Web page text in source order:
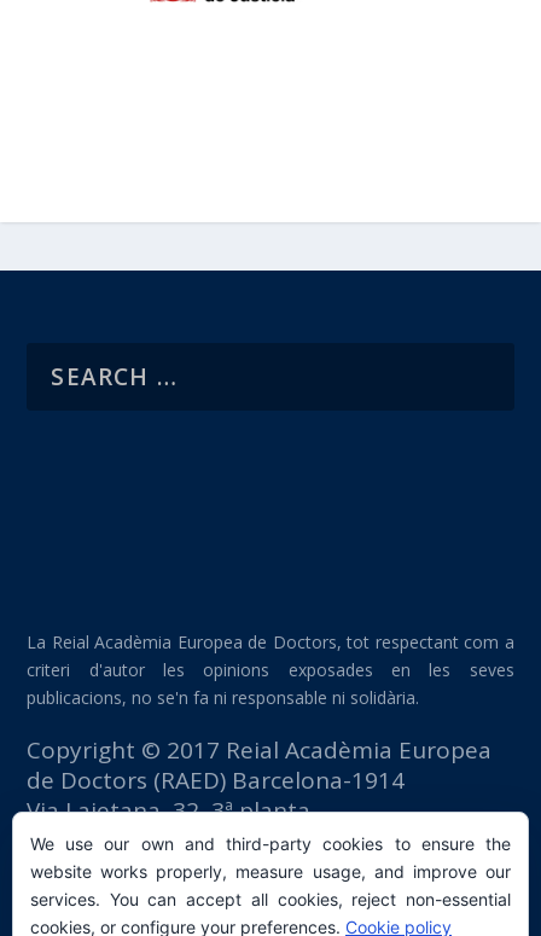
La Reial Acadèmia Europea de Doctors, tot respectant com a
criteri d'autor les opinions exposades en les seves
publicacions, no se'n fa ni responsable ni solidària.
Copyright © 2017 Reial Acadèmia Europea
de Doctors (RAED) Barcelona-1914
Via Laietana, 32, 3ª planta
Edifici Foment del Treball
08003 Barcelona (España)
tlf: +34 93 667 40 54
We use our own and third-party cookies to ensure the
website works properly, measure usage, and improve our
services. You can accept all cookies, reject non-essential
cookies, or configure your preferences. Cookie policy